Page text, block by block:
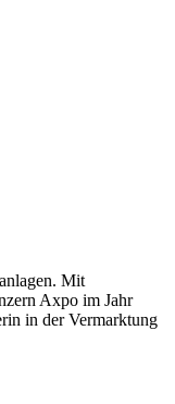
Mit
Axpo im Jahr
in der Vermarktung